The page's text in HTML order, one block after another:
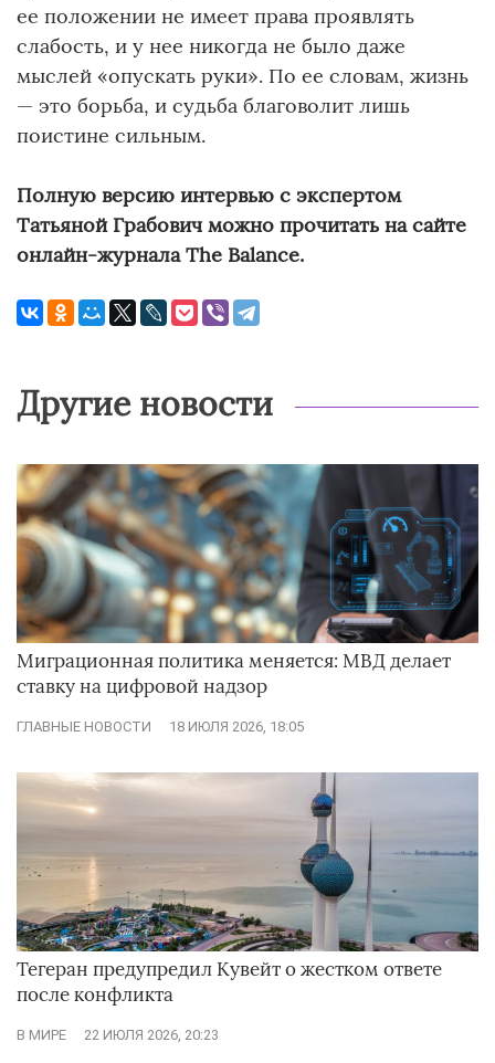
ее положении не имеет права проявлять
слабость, и у нее никогда не было даже
мыслей «опускать руки». По ее словам, жизнь
— это борьба, и судьба благоволит лишь
поистине сильным.
Полную версию интервью с экспертом
Татьяной Грабович можно прочитать на сайте
онлайн-журнала The Balance.
Другие новости
Миграционная политика меняется: МВД делает
ставку на цифровой надзор
ГЛАВНЫЕ НОВОСТИ 18 ИЮЛЯ 2026, 18:05
Тегеран предупредил Кувейт о жестком ответе
после конфликта
В МИРЕ 22 ИЮЛЯ 2026, 20:23